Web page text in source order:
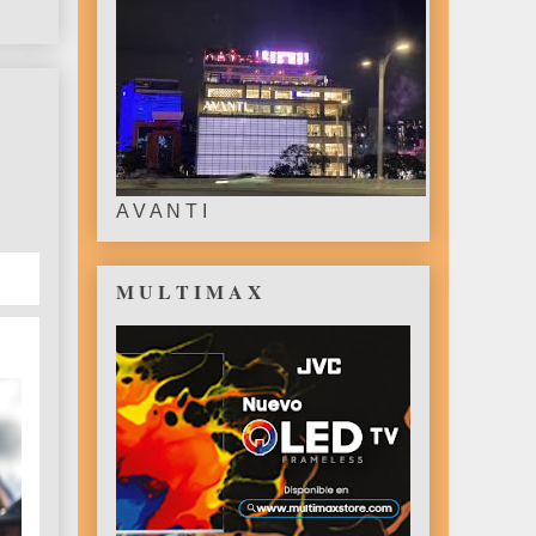
A V A N T I
M U L T I M A X